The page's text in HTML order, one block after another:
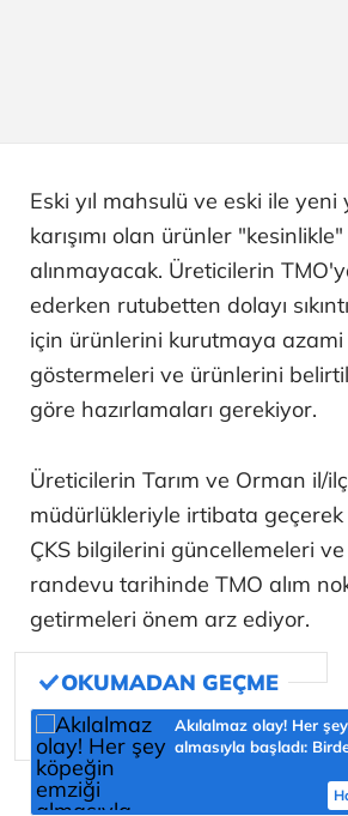
Eski yıl mahsulü ve eski ile yeni
karışımı olan ürünler "kesinlikle"
alınmayacak. Üreticilerin
ederken rutubetten dolayı
için ürünlerini kurutmaya azami
göstermeleri ve ürünlerini
göre hazırlamaları gerekiyor.
Üreticilerin Tarım ve Orman il/
müdürlükleriyle irtibata geçerek
ÇKS bilgilerini güncellemeleri
randevu tarihinde TMO alım
getirmeleri önem arz ediyor.
Akılalmaz olay! Her
almasıyla başladı: